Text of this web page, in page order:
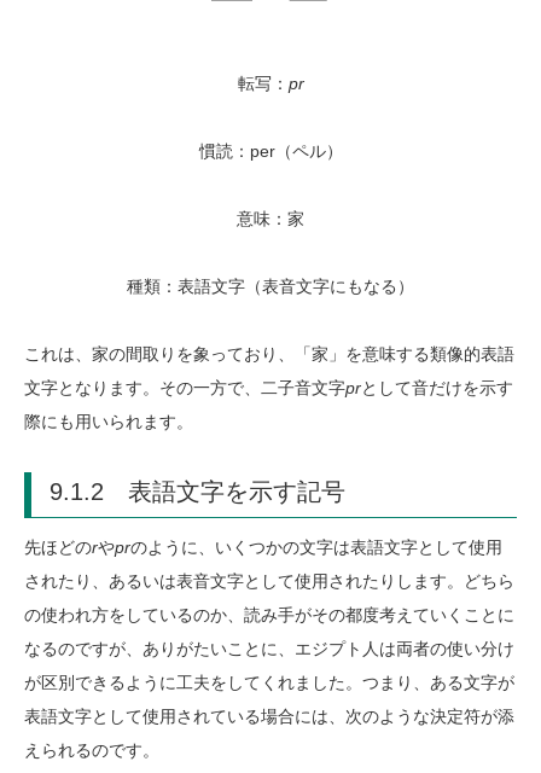
転写： pr
慣読：per（ペル）
意味：家
種類：表語文字（表音文字にもなる）
これは、家の間取りを象っており、「家」を意味する類像的表語
文字となります。その一方で、二子音文字prとして音だけを示す
際にも用いられます。
9.1.2 表語文字を示す記号
先ほどのrやprのように、いくつかの文字は表語文字として使用
されたり、あるいは表音文字として使用されたりします。どちら
の使われ方をしているのか、読み手がその都度考えていくことに
なるのですが、ありがたいことに、エジプト人は両者の使い分け
が区別できるように工夫をしてくれました。つまり、ある文字が
表語文字として使用されている場合には、次のような決定符が添
えられるのです。